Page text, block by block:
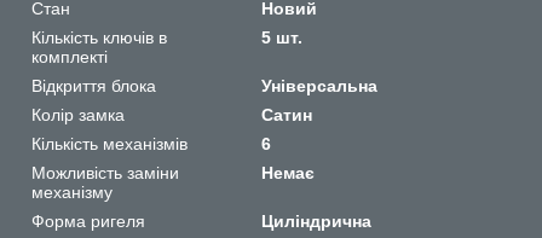
Стан
Новий
Кількість ключів в
комплекті
5 шт.
Відкриття блока
Універсальна
Колір замка
Сатин
Кількість механізмів
6
Можливість заміни
механізму
Немає
Форма ригеля
Циліндрична